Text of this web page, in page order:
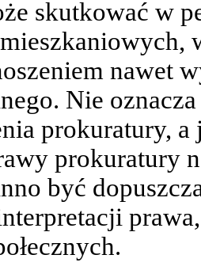
skutkować w
nawet
Nie
prokuratury, a
prokuratury
być